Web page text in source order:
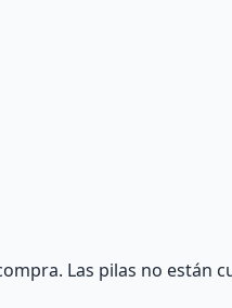
Las pilas no están